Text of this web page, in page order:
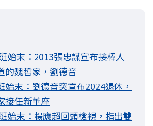
始末：2013張忠謀宣布接棒人
的魏哲家，劉德音
始末：劉德音突宣布2024退休，
接任新董座
始末：楊應超回頭檢視，指出雙